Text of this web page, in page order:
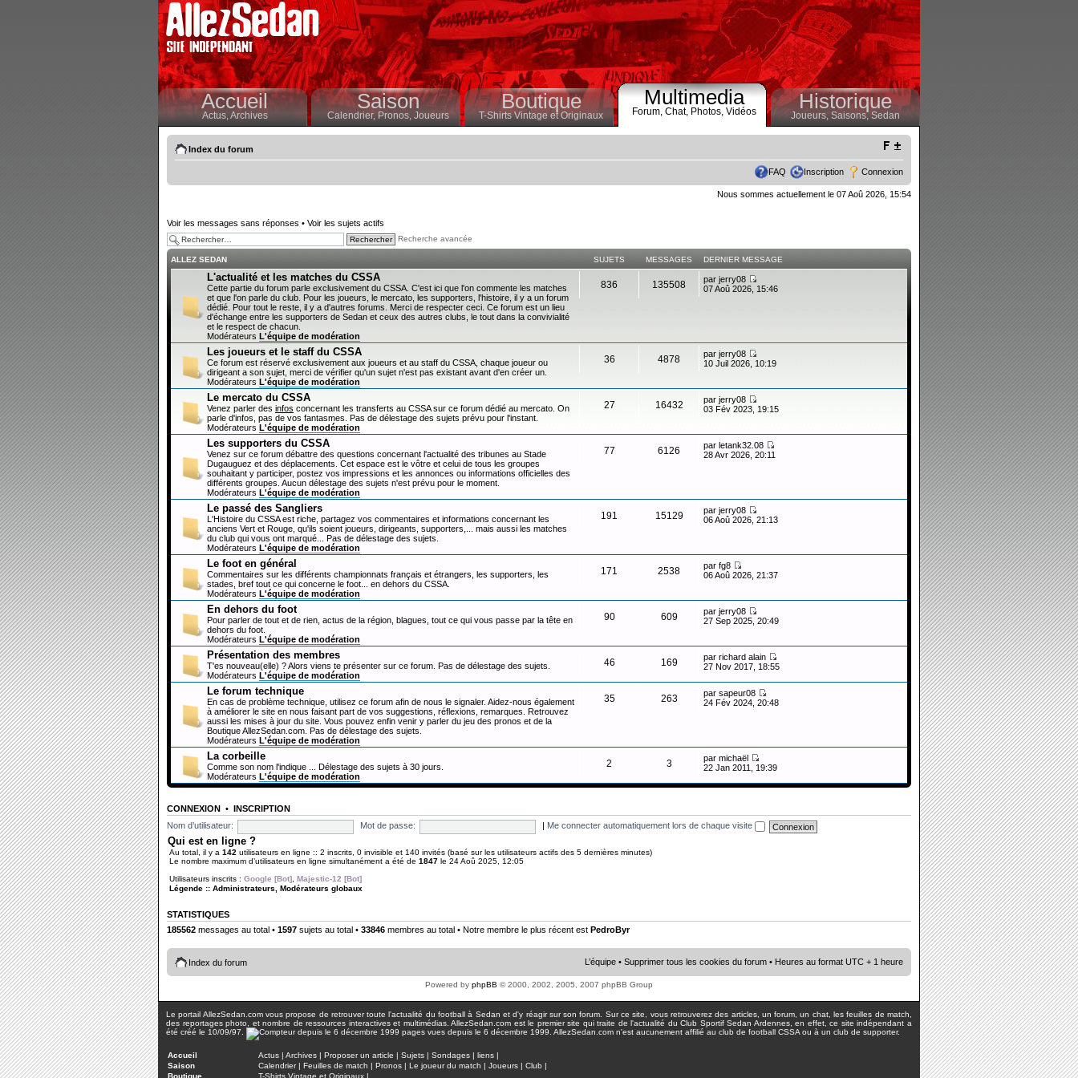
Accueil
Actus,Archives
Saison
Calendrier,Pronos, Joueurs
Boutique
T-Shirts Vintage et Originaux
Multimedia
Forum, Chat, Photos, Vidéos Historique
Joueurs, Saisons,Sedan
Index du forum
FAQ Inscription Connexion
Nous sommes actuellement le 07 Aoû 2026, 15:54
Voir les messages sans réponses • Voir les sujets actifs
Recherche avancée
ALLEZ SEDAN SUJETS MESSAGES DERNIER MESSAGE
L'actualité et les matches du CSSA
Cette partie du forum parle exclusivement du CSSA. C'est ici que l'on commente les matches
et que l'on parle du club. Pour les joueurs, le mercato, les supporters, l'histoire, il y a un forum
dédié. Pour tout le reste, il y a d'autres forums. Merci de respecter ceci. Ce forum est un lieu
d'échange entre les supporters de Sedan et ceux des autres clubs, le tout dans la convivialité
et le respect de chacun.
Modérateurs L'équipe de modération
836 135508 par jerry08
07 Aoû 2026, 15:46
Les joueurs et le staff du CSSA
Ce forum est réservé exclusivement aux joueurs et au staff du CSSA, chaque joueur ou
dirigeant a son sujet, merci de vérifier qu'un sujet n'est pas existant avant d'en créer un.
Modérateurs L'équipe de modération
36 4878 par jerry08
10 Juil 2026, 10:19
Le mercato du CSSA
Venez parler des infos concernant les transferts au CSSA sur ce forum dédié au mercato. On
parle d'infos, pas de vos fantasmes. Pas de délestage des sujets prévu pour l'instant.
Modérateurs L'équipe de modération
27 16432 par jerry08
03 Fév 2023, 19:15
Les supporters du CSSA
Venez sur ce forum débattre des questions concernant l'actualité des tribunes au Stade
Dugauguez et des déplacements. Cet espace est le vôtre et celui de tous les groupes
souhaitant y participer, postez vos impressions et les annonces ou informations officielles des
différents groupes. Aucun délestage des sujets n'est prévu pour le moment.
Modérateurs L'équipe de modération
77 6126 par letank32.08
28 Avr 2026, 20:11
Le passé des Sangliers
L'Histoire du CSSA est riche, partagez vos commentaires et informations concernant les
anciens Vert et Rouge, qu'ils soient joueurs, dirigeants, supporters,... mais aussi les matches
du club qui vous ont marqué... Pas de délestage des sujets.
Modérateurs L'équipe de modération
191 15129 par jerry08
06 Aoû 2026, 21:13
Le foot en général
Commentaires sur les différents championnats français et étrangers, les supporters, les
stades, bref tout ce qui concerne le foot... en dehors du CSSA.
Modérateurs L'équipe de modération
171 2538 par fg8
06 Aoû 2026, 21:37
En dehors du foot
Pour parler de tout et de rien, actus de la région, blagues, tout ce qui vous passe par la tête en
dehors du foot.
Modérateurs L'équipe de modération
90 609 par jerry08
27 Sep 2025, 20:49
Présentation des membres
T'es nouveau(elle) ? Alors viens te présenter sur ce forum. Pas de délestage des sujets.
Modérateurs L'équipe de modération
46 169 par richard alain
27 Nov 2017, 18:55
Le forum technique
En cas de problème technique, utilisez ce forum afin de nous le signaler. Aidez-nous également
à améliorer le site en nous faisant part de vos suggestions, réflexions, remarques. Retrouvez
aussi les mises à jour du site. Vous pouvez enfin venir y parler du jeu des pronos et de la
Boutique AllezSedan.com. Pas de délestage des sujets.
Modérateurs L'équipe de modération
35 263 par sapeur08
24 Fév 2024, 20:48
La corbeille
Comme son nom l'indique ... Délestage des sujets à 30 jours.
Modérateurs L'équipe de modération
2 3 par michaël
22 Jan 2011, 19:39
CONNEXION • INSCRIPTION
Nom d’utilisateur:
Mot de passe: Me connecter automatiquement lors de chaque visite
Qui est en ligne ?
Au total, il y a 142 utilisateurs en ligne :: 2 inscrits, 0 invisible et 140 invités (basé sur les utilisateurs actifs des 5 dernières minutes)
Le nombre maximum d’utilisateurs en ligne simultanément a été de 1847 le 24 Aoû 2025, 12:05
Utilisateurs inscrits : Google [Bot] Majestic-12 [Bot]
Légende :: Administrateurs Modérateurs globaux
STATISTIQUES
185562 messages au total • 1597 sujets au total • 33846 membres au total • Notre membre le plus récent est PedroByr
Index du forum L’équipe • Supprimer tous les cookies du forum • Heures au format UTC + 1 heure
Powered by phpBB © 2000, 2002, 2005, 2007 phpBB Group
Le portail AllezSedan.com vous propose de retrouver toute l'actualité du football à Sedan et d'y réagir sur son forum. Sur ce site, vous retrouverez des articles, un forum, un chat, les feuilles de match,
des reportages photo, et nombre de ressources interactives et multimédias. AllezSedan.com est le premier site qui traite de l'actualité du Club Sportif Sedan Ardennes, en effet, ce site indépendant a
été créé le 10/09/97.
pages vues depuis le 6 décembre 1999. AllezSedan.com n'est aucunement affilié au club de football CSSA ou à un club de supporter.
Accueil Actus | Archives | Proposer un article | Sujets | Sondages | liens |
Saison
Calendrier| Feuilles de match | Pronos | Le joueur du match | Joueurs | Club |
Boutique
T-Shirts Vintage et Originaux |